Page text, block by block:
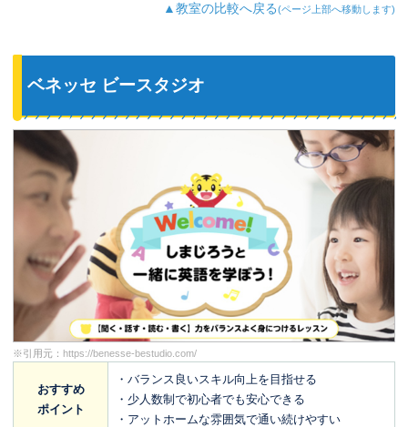
▲教室の比較へ戻る(ページ上部へ移動します)
ベネッセ ビースタジオ
※引用元： https://benesse-bestudio.com/
おすすめ
ポイント
・バランス良いスキル向上を目指せる
・少人数制で初心者でも安心できる
・アットホームな雰囲気で通い続けやすい